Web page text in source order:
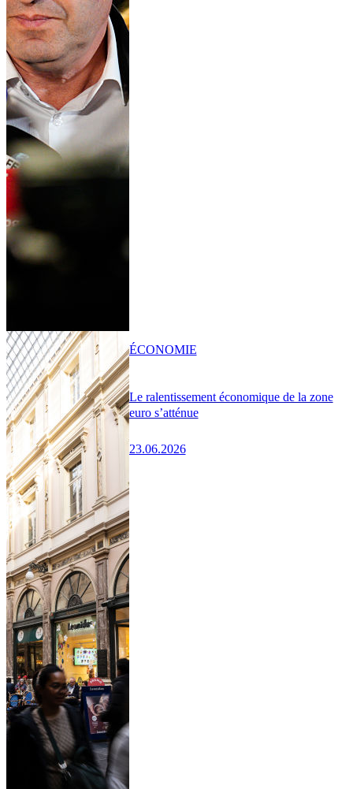
Le ralentissement économique de la zone
euro s’atténue
23.06.2026
ÉCONOMIE